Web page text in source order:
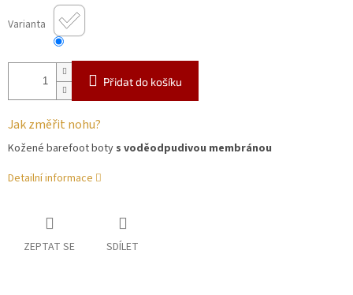
Varianta
Přidat do košíku
Jak změřit nohu?
Kožené barefoot boty s voděodpudivou membránou
Detailní informace
ZEPTAT SE SDÍLET